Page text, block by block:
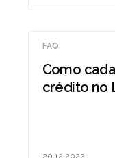
FAQ
Como
crédito no